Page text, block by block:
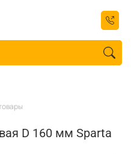
D 160 мм Sparta